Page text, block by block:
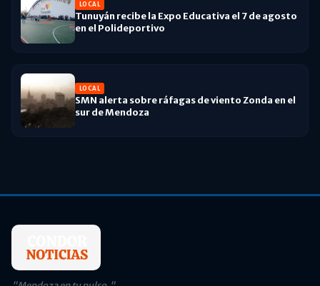
LOCAL
Tunuyán recibe la Expo Educativa el 7 de agosto
en el Polideportivo
LOCAL
SMN alerta sobre ráfagas de viento Zonda en el
sur de Mendoza